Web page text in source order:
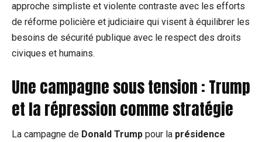
approche simpliste et violente contraste avec les efforts
de réforme policière et judiciaire qui visent à équilibrer les
besoins de sécurité publique avec le respect des droits
civiques et humains.
Une campagne sous tension : Trump
et la répression comme stratégie
La campagne de Donald Trump pour la présidence